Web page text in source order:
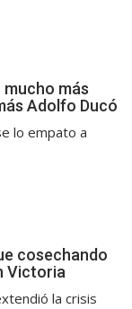
más
Adolfo Ducó
lo empato a
cosechando
Victoria
la crisis